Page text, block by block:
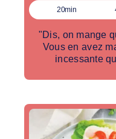
20min
"Dis, on mange
Vous en avez
incessante